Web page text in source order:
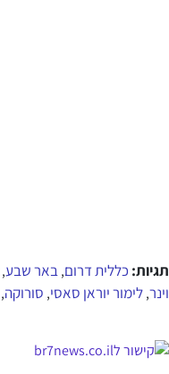
תגיות: כללית דרום,באר שבע,
וינר,לימור יוראן סאסי, סורוקה,